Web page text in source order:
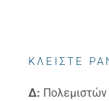
ΚΛΕΙΣΤΕ
Δ: